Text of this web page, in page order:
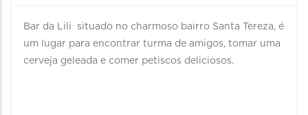
Bar da Lili situado no charmoso bairro Santa Tereza, é
um lugar para encontrar turma de amigos, tomar uma
cerveja geleada e comer petiscos deliciosos.